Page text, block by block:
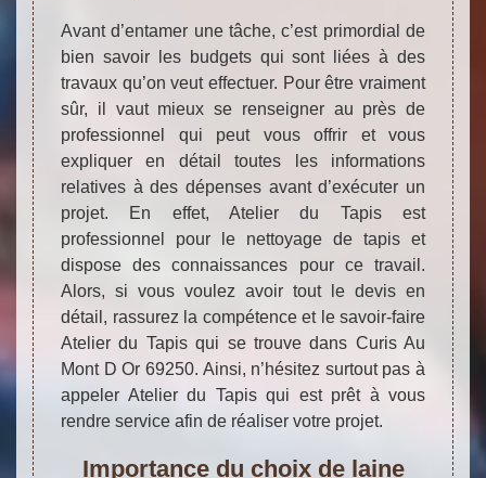
Avant d’entamer une tâche, c’est primordial de
bien savoir les budgets qui sont liées à des
travaux qu’on veut effectuer. Pour être vraiment
sûr, il vaut mieux se renseigner au près de
professionnel qui peut vous offrir et vous
expliquer en détail toutes les informations
relatives à des dépenses avant d’exécuter un
projet. En effet, Atelier du Tapis est
professionnel pour le nettoyage de tapis et
dispose des connaissances pour ce travail.
Alors, si vous voulez avoir tout le devis en
détail, rassurez la compétence et le savoir-faire
Atelier du Tapis qui se trouve dans Curis Au
Mont D Or 69250. Ainsi, n’hésitez surtout pas à
appeler Atelier du Tapis qui est prêt à vous
rendre service afin de réaliser votre projet.
Importance du choix de laine